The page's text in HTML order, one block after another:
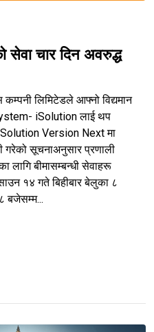
सेवा चार दिन अवरुद्ध
लिमिटेडले आफ्नो विद्यमान
iSolution लाई थप
Version Next मा
गरेको सूचनाअनुसार प्रणाली
लागि बीमासम्बन्धी सेवाहरू
१४ गते बिहीबार बेलुका ८
बजेसम्म...